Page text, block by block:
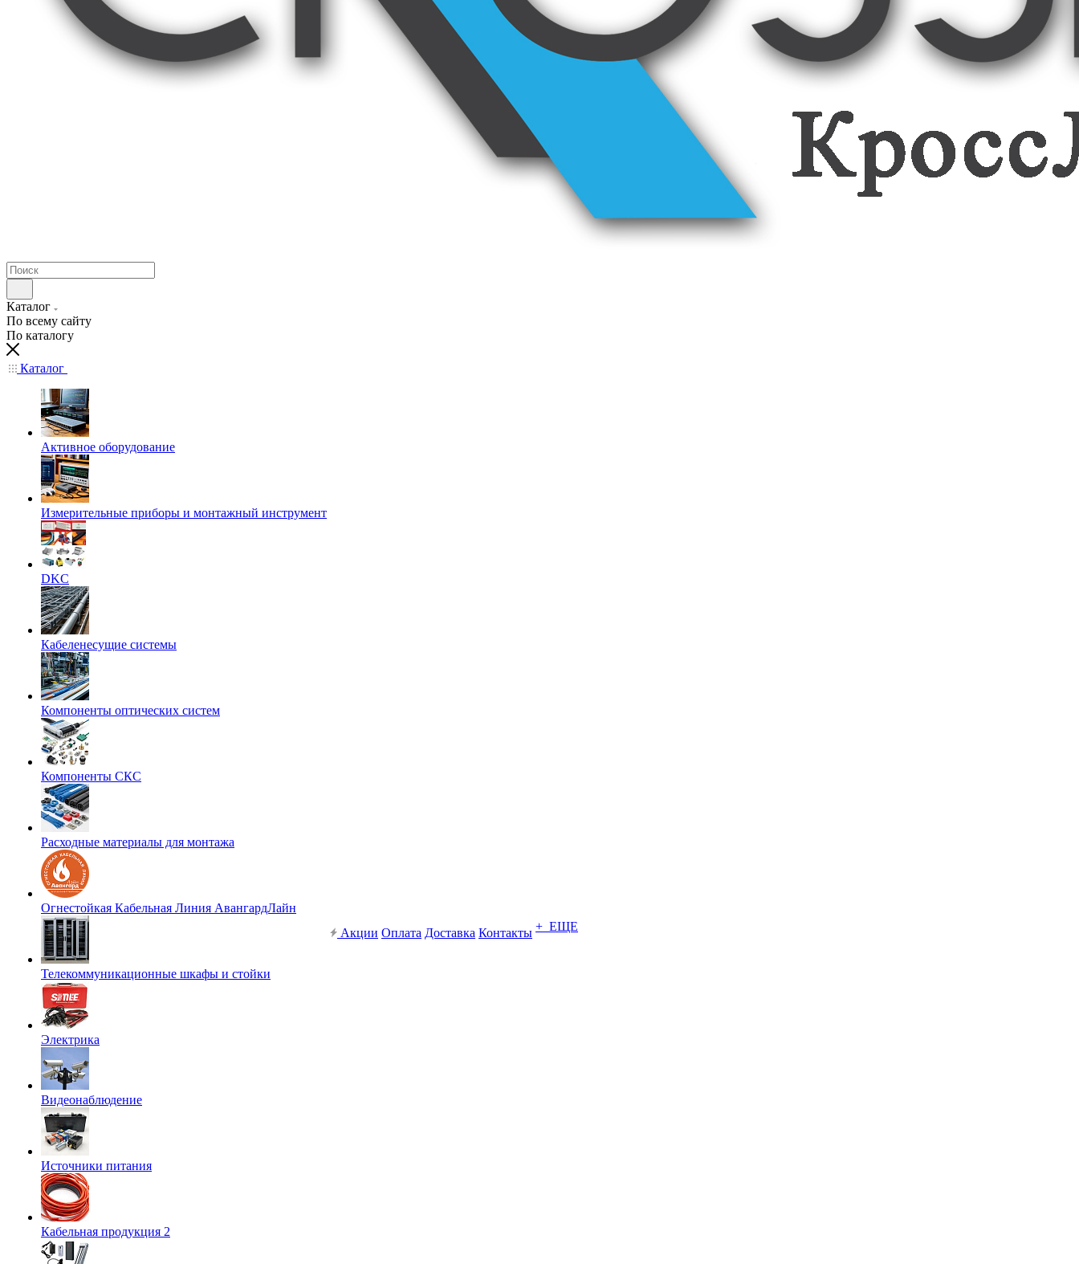
Каталог
По всему сайту
По каталогу
Каталог
Активное оборудование
Измерительные приборы и монтажный инструмент
DKC
Кабеленесущие системы
Компоненты оптических систем
Компоненты СКС
Расходные материалы для монтажа
Огнестойкая Кабельная Линия АвангардЛайн
Телекоммуникационные шкафы и стойки
Электрика
Видеонаблюдение
Источники питания
Кабельная продукция 2
Акции Оплата Доставка Контакты + ЕЩЕ